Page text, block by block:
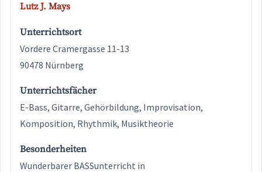
Lutz J. Mays
Unterrichtsort
Vordere Cramergasse 11-13
90478 Nürnberg
Unterrichtsfächer
E-Bass, Gitarre, Gehörbildung, Improvisation,
Komposition, Rhythmik, Musiktheorie
Besonderheiten
Wunderbarer BASSunterricht in